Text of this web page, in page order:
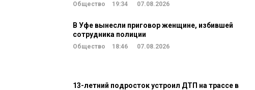
Общество 19:34 07.08.2026
В Уфе вынесли приговор женщине, избившей
сотрудника полиции
Общество 18:46 07.08.2026
13-летний подросток устроил ДТП на трассе в